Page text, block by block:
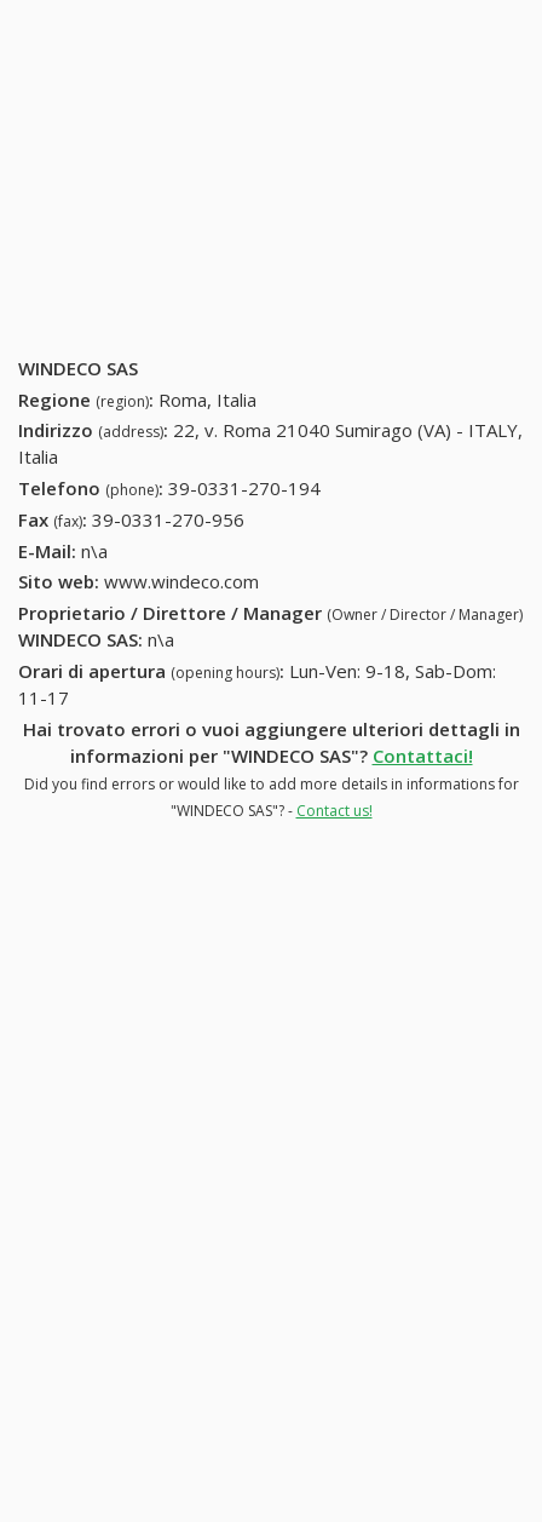
WINDECO SAS
Regione (region): Roma, Italia
Indirizzo (address): 22, v. Roma 21040 Sumirago (VA) - ITALY,
Italia
Telefono (phone): 39-0331-270-194
Fax (fax): 39-0331-270-956
E-Mail: n\a
Sito web: www.windeco.com
Proprietario / Direttore / Manager (Owner / Director / Manager)
WINDECO SAS: n\a
Orari di apertura (opening hours): Lun-Ven: 9-18, Sab-Dom:
11-17
Hai trovato errori o vuoi aggiungere ulteriori dettagli in
informazioni per "WINDECO SAS"? Contattaci!
Did you find errors or would like to add more details in informations for
"WINDECO SAS"? - Contact us!